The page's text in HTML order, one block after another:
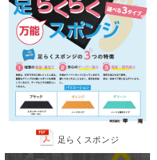
足らくスポンジ